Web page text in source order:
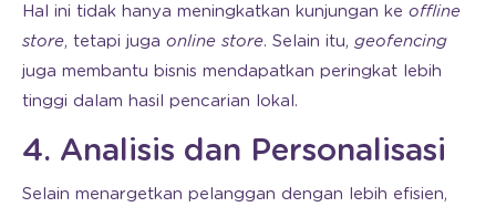
Hal ini tidak hanya meningkatkan kunjungan ke offline
store, tetapi juga online store. Selain itu, geofencing
juga membantu bisnis mendapatkan peringkat lebih
tinggi dalam hasil pencarian lokal.
4. Analisis dan Personalisasi
Selain menargetkan pelanggan dengan lebih efisien,